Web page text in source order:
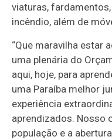
viaturas,
incêndio, além de
“Que maravilha estar
uma plenária do
aqui, hoje, para
uma Paraíba melhor
experiência
aprendizados. Nosso
população e a